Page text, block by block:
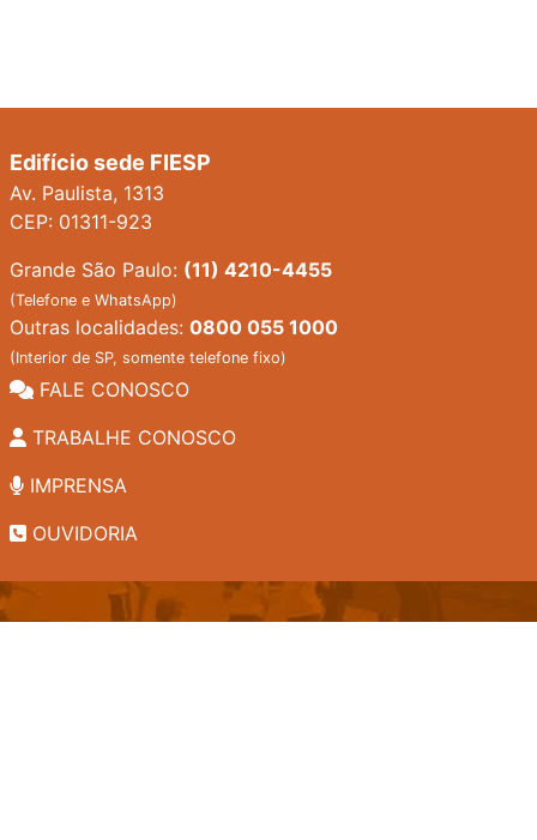
Edifício sede FIESP
Av. Paulista, 1313
CEP: 01311-923
Grande São Paulo: (11) 4210-4455
(Telefone e WhatsApp)
Outras localidades: 0800 055 1000
(Interior de SP, somente telefone fixo)
FALE CONOSCO
TRABALHE CONOSCO
IMPRENSA
OUVIDORIA
INSTITUCIONAL